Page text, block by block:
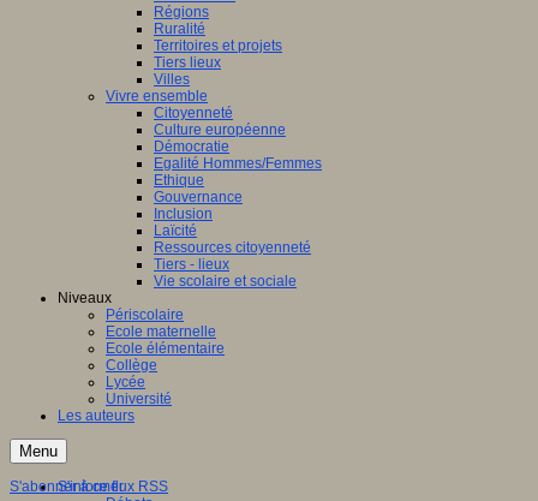
Régions
Ruralité
Territoires et projets
Tiers lieux
Villes
Vivre ensemble
Citoyenneté
Culture européenne
Démocratie
Egalité Hommes/Femmes
Ethique
Gouvernance
Inclusion
Laïcité
Ressources citoyenneté
Tiers - lieux
Vie scolaire et sociale
Niveaux
Périscolaire
Ecole maternelle
Ecole élémentaire
Collège
Lycée
Université
Les auteurs
Menu
S'informer
S'abonner à ce flux RSS